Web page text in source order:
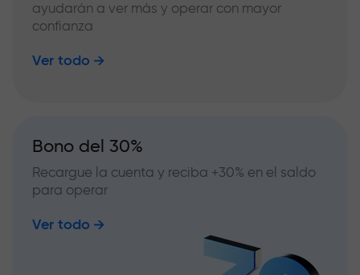
ayudarán a ver más y operar con mayor
confianza
Ver todo
Bono del 30%
Recargue la cuenta y reciba +30% en el saldo
para operar
Ver todo